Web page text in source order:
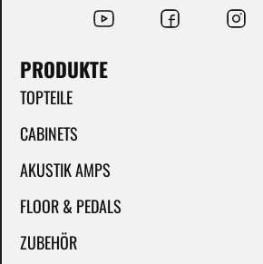
PRODUKTE
TOPTEILE
CABINETS
AKUSTIK AMPS
FLOOR & PEDALS
ZUBEHÖR